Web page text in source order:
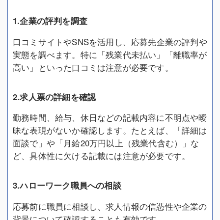
1.企業の評判を調査
口コミサイトやSNSを活用し、応募先企業の評判や
実態を調べます。特に「残業代未払い」「離職率が
高い」といった口コミは注意が必要です。
2.求人票の詳細を確認
勤務時間、給与、休日などの記載内容に不明点や曖
昧な表現がないか確認します。たとえば、「詳細は
面談で」や「月給20万円以上（残業代含む）」な
ど、具体性に欠ける記載には注意が必要です。
3.ハローワーク職員への相談
応募前に職員に相談し、求人情報の信憑性や企業の